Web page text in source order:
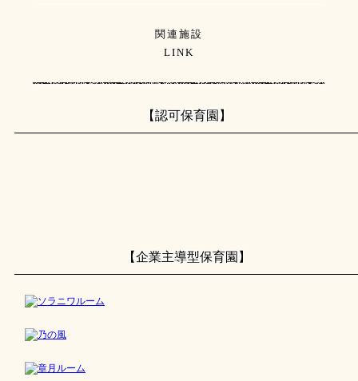
関連施設
LINK
【認可保育園】
【企業主導型保育園】